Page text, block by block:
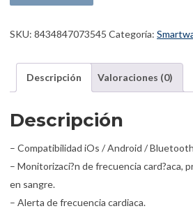
SKU: 8434847073545 Categoría:
Descripción Valoraciones (0)
Descripción
– Compatibilidad iOs / Android /
– Monitorizaci?n de frecuencia card?aca,
en sangre.
– Alerta de frecuencia cardiaca.